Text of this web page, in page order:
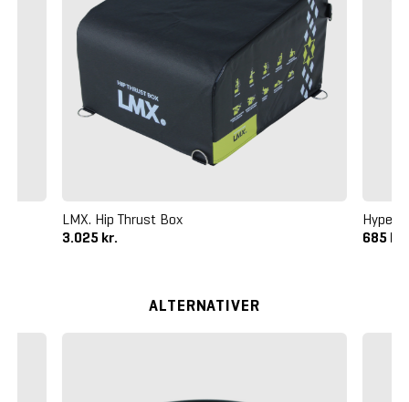
LMX. Hip Thrust Box
3.025 kr.
685 kr.
ALTERNATIVER